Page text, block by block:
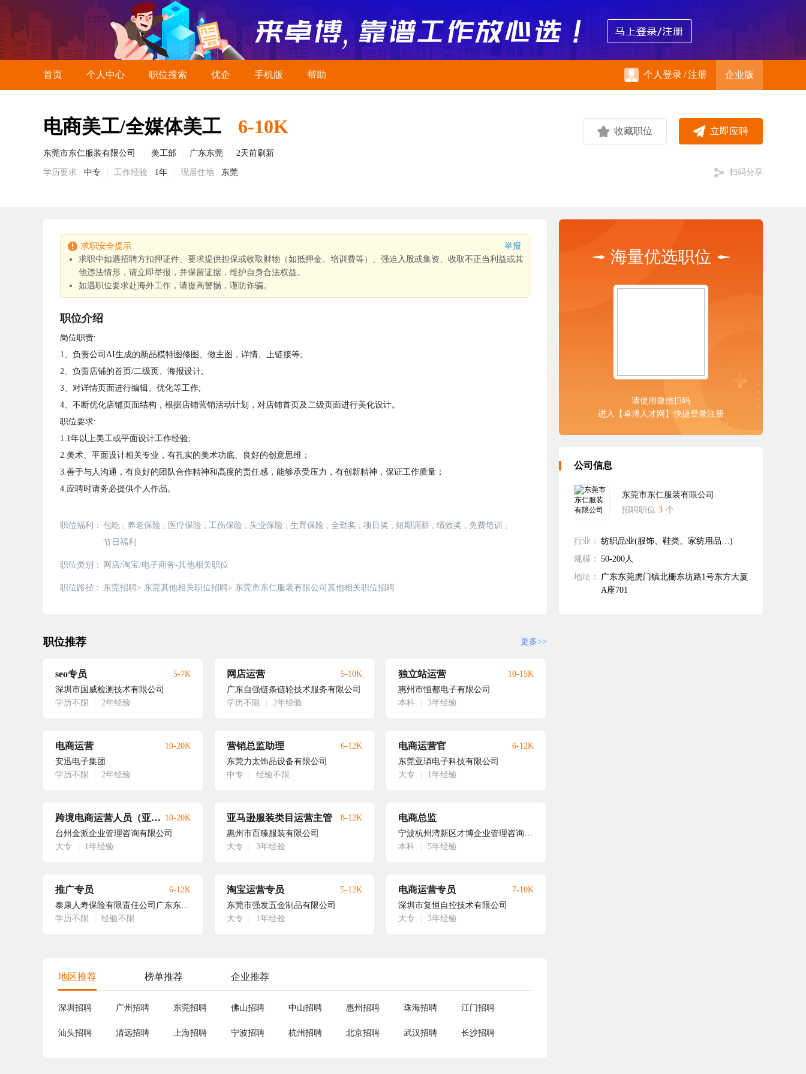
首页 个人中心 职位搜索 优企 手机版 帮助 个人登录/注册 企业版
电商美工/全媒体美工 6-10K
东莞市东仁服装有限公司 美工部 广东东莞 2天前刷新
学历要求 中专 工作经验 1年 现居住地 东莞
收藏职位 立即应聘
扫码分享
求职安全提示
举报
求职中如遇招聘方扣押证件、要求提供担保或收取财物（如抵押金、培训费等）、强迫入股或集资、收取不正当利益或其
他违法情形，请立即举报，并保留证据，维护自身合法权益。
如遇职位要求赴海外工作，请提高警惕，谨防诈骗。
职位介绍
岗位职责:
1、负责公司AI生成的新品模特图修图、做主图，详情、上链接等;
2、负责店铺的首页/二级页、海报设计;
3、对详情页面进行编辑、优化等工作;
4、不断优化店铺页面结构，根据店铺营销活动计划，对店铺首页及二级页面进行美化设计。
职位要求:
1.1年以上美工或平面设计工作经验;
2.美术、平面设计相关专业，有扎实的美术功底、良好的创意思维；
3.善于与人沟通，有良好的团队合作精神和高度的责任感，能够承受压力，有创新精神，保证工作质量；
4.应聘时请务必提供个人作品。
职位福利： 包吃 ; 养老保险 ; 医疗保险 ; 工伤保险 ; 失业保险 ; 生育保险 ; 全勤奖 ; 项目奖 ; 短期调薪 ; 绩效奖 ; 免费培训 ;
节日福利
职位类别： 网店/淘宝/电子商务-其他相关职位
职位路径： 东莞招聘> 东莞其他相关职位招聘> 东莞市东仁服装有限公司其他相关职位招聘
职位推荐 更多>>
seo专员
深圳市国威检测技术有限公司
学历不限
2年经验
5-7K 网店运营
广东自强链条链轮技术服务有限公司
学历不限
2年经验
5-10K 独立站运营
惠州市恒都电子有限公司
本科
3年经验
10-15K
电商运营
安迅电子集团
学历不限
2年经验
10-20K 营销总监助理
东莞力太饰品设备有限公司
中专
经验不限
6-12K 电商运营官
东莞亚璘电子科技有限公司
大专
1年经验
6-12K
跨境电商运营人员（亚马逊运营）
台州金派企业管理咨询有限公司
大专
1年经验
10-20K 亚马逊服装类目运营主管
惠州市百臻服装有限公司
大专
3年经验
8-12K 电商总监
宁波杭州湾新区才博企业管理咨询有限公司
本科
5年经验
推广专员
泰康人寿保险有限责任公司广东东莞中心支公司罗经理
学历不限
经验不限
6-12K 淘宝运营专员
东莞市强发五金制品有限公司
大专
1年经验
5-12K 电商运营专员
深圳市复恒自控技术有限公司
大专
3年经验
7-10K
地区推荐 榜单推荐 企业推荐
深圳招聘 广州招聘 东莞招聘 佛山招聘 中山招聘 惠州招聘 珠海招聘 江门招聘
汕头招聘 清远招聘 上海招聘 宁波招聘 杭州招聘 北京招聘 武汉招聘 长沙招聘
海量优选职位
请使用微信扫码
进入【卓博人才网】快捷登录注册
公司信息
东莞市东仁服装有限公司
招聘职位 3 个
行业： 纺织品业(服饰、鞋类、家纺用品…)
规模： 50-200人
地址：
广东东莞虎门镇北栅东坊路1号东方大厦
A座701